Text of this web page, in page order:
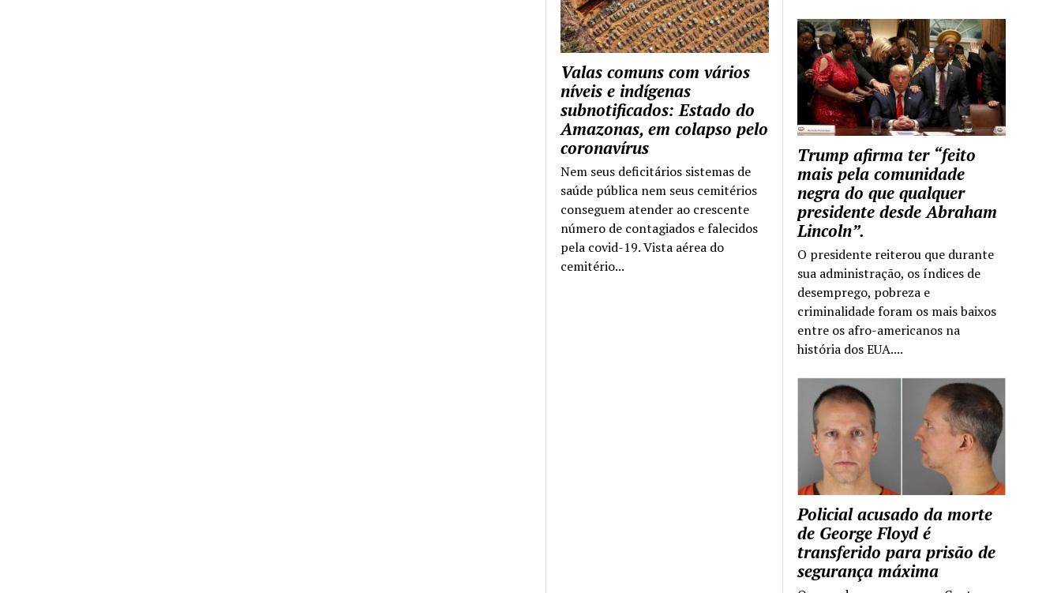
Trump afirma ter “feito
mais pela comunidade
negra do que qualquer
presidente desde Abraham
Lincoln”.
O presidente reiterou que durante
sua administração, os índices de
desemprego, pobreza e
criminalidade foram os mais baixos
entre os afro-americanos na
história dos EUA....
Policial acusado da morte
de George Floyd é
transferido para prisão de
segurança máxima
Valas comuns com vários
níveis e indígenas
subnotificados: Estado do
Amazonas, em colapso pelo
coronavírus
Nem seus deficitários sistemas de
saúde pública nem seus cemitérios
conseguem atender ao crescente
número de contagiados e falecidos
pela covid-19. Vista aérea do
cemitério...